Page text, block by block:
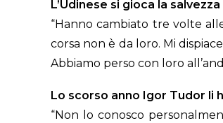
L’Udinese si gioca la
“Hanno cambiato tre volte
corsa non è da loro. Mi
Abbiamo perso con loro
Lo scorso anno Igor Tudor li
“Non lo conosco